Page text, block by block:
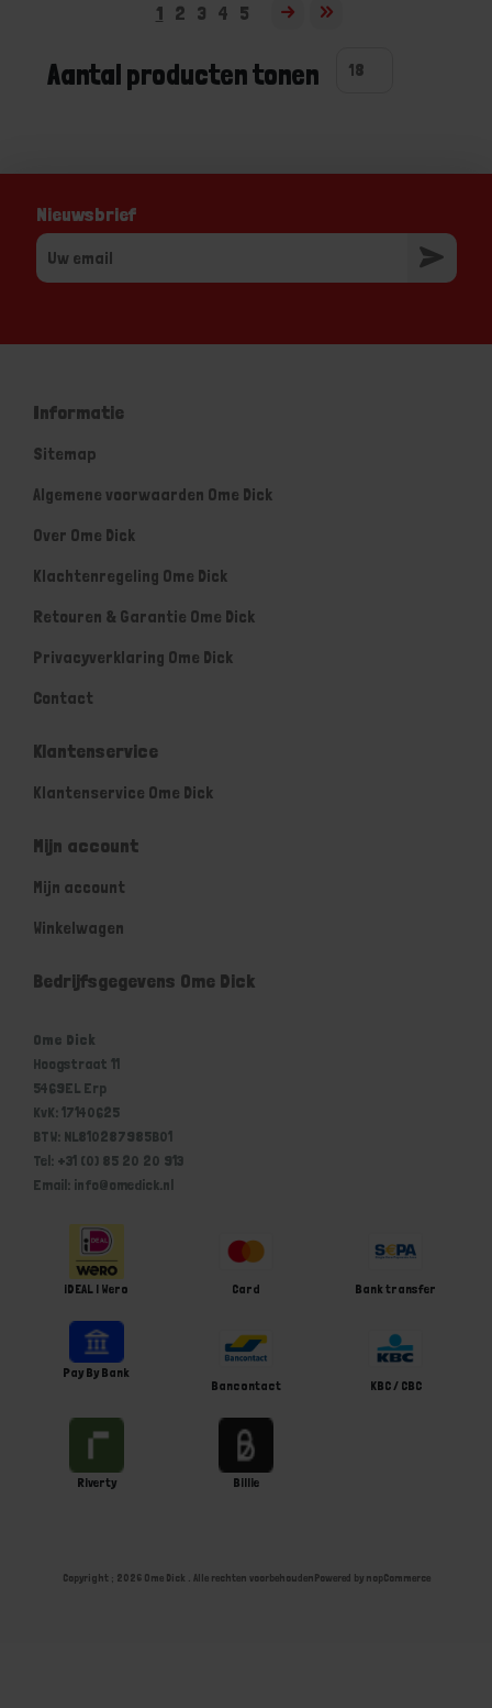
1 2 3 4 5
Aantal producten tonen
Nieuwsbrief
Informatie
Sitemap
Algemene voorwaarden Ome Dick
Over Ome Dick
Klachtenregeling Ome Dick
Retouren & Garantie Ome Dick
Privacyverklaring Ome Dick
Contact
Klantenservice
Klantenservice Ome Dick
Mijn account
Mijn account
Winkelwagen
Bedrijfsgegevens Ome Dick
Ome Dick
Hoogstraat 11
5469EL Erp
KvK: 17140625
BTW: NL810287985B01
Tel: +31 (0) 85 20 20 913
Email: info@omedick.nl
iDEAL | Wero Card Bank transfer
Pay By Bank
Bancontact
KBC / CBC
Riverty Billie
Copyright ; 2026 Ome Dick . Alle rechten voorbehoudenPowered by nopCommerce